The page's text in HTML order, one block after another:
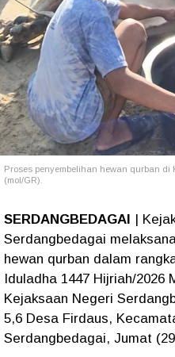
Proses penyembelihan hewan qurban di
(mol/GR).
SERDANGBEDAGAI |
Serdangbedagai
hewan qurban dalam
Iduladha 1447 Hijriah/2026
Kejaksaan Negeri
5,6 Desa Firdaus,
Serdangbedagai, Jumat